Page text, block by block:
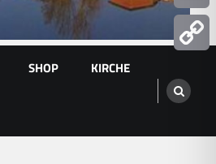
SHOP KIRCHE
Email
Link